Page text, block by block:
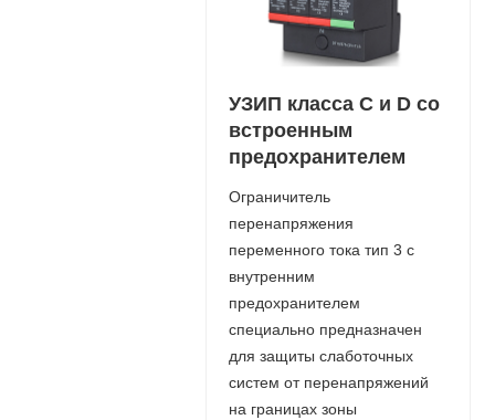
УЗИП класса C и D со
встроенным
предохранителем
Ограничитель
перенапряжения
переменного тока тип 3 с
внутренним
предохранителем
специально предназначен
для защиты слаботочных
систем от перенапряжений
на границах зоны